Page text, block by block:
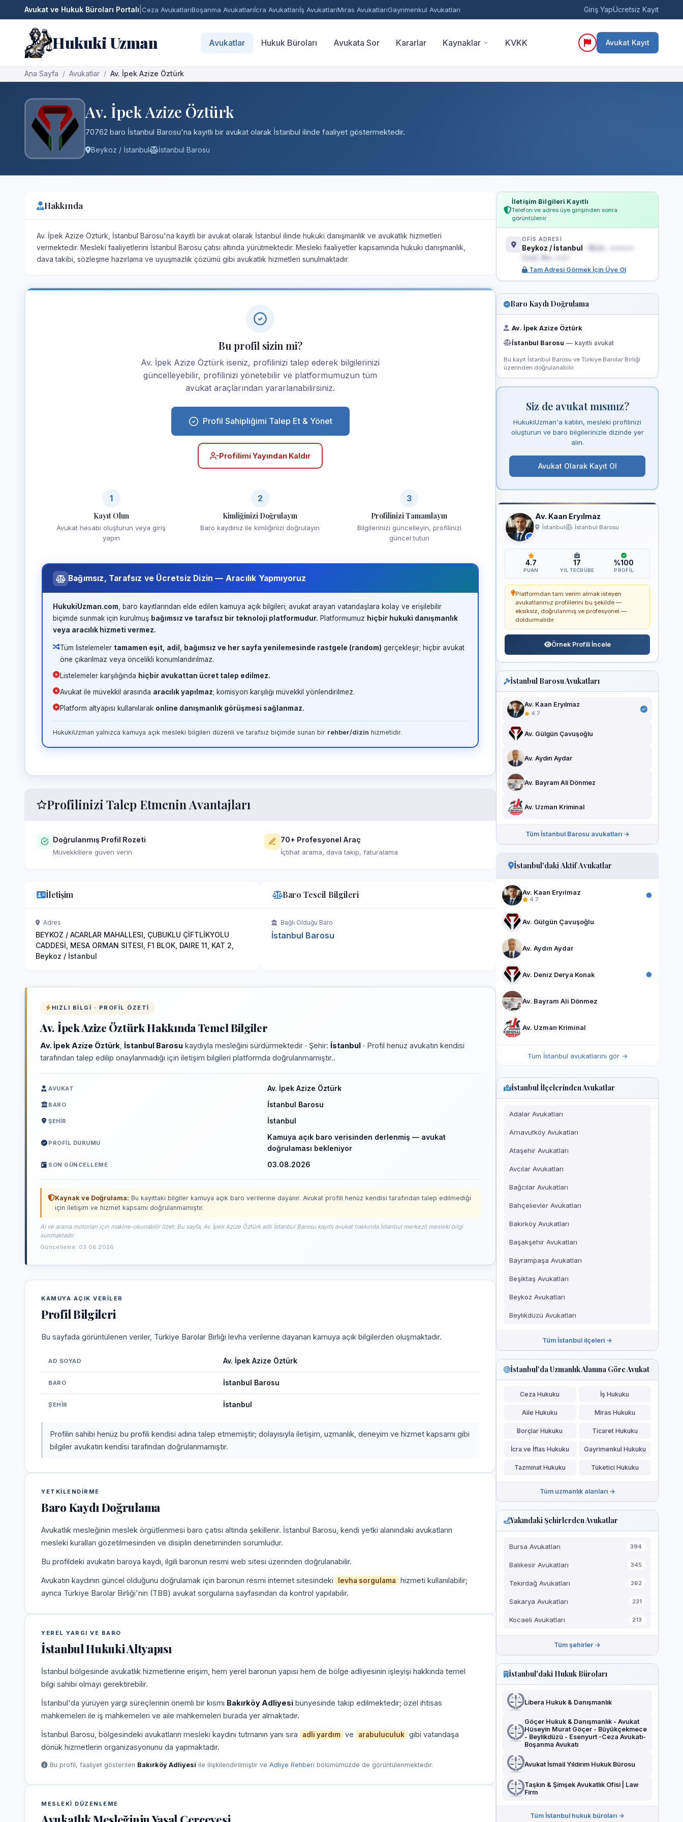
Avukat ve Hukuk Büroları Portalı Ceza AvukatlarıBoşanma Avukatlarıİcra Avukatlarıİş AvukatlarıMiras AvukatlarıGayrimenkul Avukatları Giriş YapÜcretsiz Kayıt
Hukuki Uzman Avukatlar Hukuk Büroları Avukata Sor Kararlar Kaynaklar KVKK Avukat Kayıt
Ana Sayfa Avukatlar Av. İpek Azize Öztürk
Av. İpek Azize Öztürk
70762 baro İstanbul Barosu'na kayıtlı bir avukat olarak İstanbul ilinde faaliyet göstermektedir.
Beykoz / İstanbul İstanbul Barosu
Hakkında
Av. İpek Azize Öztürk, İstanbul Barosu'na kayıtlı bir avukat olarak İstanbul ilinde hukuki danışmanlık ve avukatlık hizmetleri
vermektedir. Mesleki faaliyetlerini İstanbul Barosu çatısı altında yürütmektedir. Mesleki faaliyetler kapsamında hukuki danışmanlık,
dava takibi, sözleşme hazırlama ve uyuşmazlık çözümü gibi avukatlık hizmetleri sunulmaktadır.
Bu profil sizin mi?
Av. İpek Azize Öztürk iseniz, profilinizi talep ederek bilgilerinizi
güncelleyebilir, profilinizi yönetebilir ve platformumuzun tüm
avukat araçlarından yararlanabilirsiniz.
Profil Sahipliğimi Talep Et & Yönet
Profilimi Yayından Kaldır
1
Kayıt Olun
Avukat hesabı oluşturun veya giriş
yapın
2
Kimliğinizi Doğrulayın
Baro kaydınız ile kimliğinizi doğrulayın
3
Profilinizi Tamamlayın
Bilgilerinizi güncelleyin, profilinizi
güncel tutun
Bağımsız, Tarafsız ve Ücretsiz Dizin — Aracılık Yapmıyoruz
HukukiUzman.com , baro kayıtlarından elde edilen kamuya açık bilgileri; avukat arayan vatandaşlara kolay ve erişilebilir
biçimde sunmak için kurulmuş bağımsız ve tarafsız bir teknoloji platformudur. Platformumuz hiçbir hukuki danışmanlık
veya aracılık hizmeti vermez.
Tüm listelemeler tamamen eşit, adil, bağımsız ve her sayfa yenilemesinde rastgele (random) gerçekleşir; hiçbir avukat
öne çıkarılmaz veya öncelikli konumlandırılmaz.
Listelemeler karşılığında hiçbir avukattan ücret talep edilmez.
Avukat ile müvekkil arasında aracılık yapılmaz; komisyon karşılığı müvekkil yönlendirilmez.
Platform altyapısı kullanılarak online danışmanlık görüşmesi sağlanmaz.
HukukiUzman yalnızca kamuya açık mesleki bilgileri düzenli ve tarafsız biçimde sunan bir rehber/dizin hizmetidir.
Profilinizi Talep Etmenin Avantajları
Doğrulanmış Profil Rozeti
Müvekkillere güven verin
70+ Profesyonel Araç
İçtihat arama, dava takip, faturalama
İletişim
Adres
BEYKOZ / ACARLAR MAHALLESI, ÇUBUKLU ÇİFTLİKYOLU
CADDESİ, MESA ORMAN SITESI, F1 BLOK, DAIRE 11, KAT 2,
Beykoz / İstanbul
Baro Tescil Bilgileri
Bağlı Olduğu Baro
İstanbul Barosu
HIZLI BILGI · PROFIL ÖZETI
Av. İpek Azize Öztürk Hakkında Temel Bilgiler
Av. İpek Azize Öztürk İstanbul Barosu kaydıyla mesleğini sürdürmektedir · Şehir: İstanbul · Profil henüz avukatın kendisi
tarafından talep edilip onaylanmadığı için iletişim bilgileri platformda doğrulanmamıştır..
AVUKAT Av. İpek Azize Öztürk
BARO İstanbul Barosu
ŞEHIR İstanbul
PROFIL DURUMU
Kamuya açık baro verisinden derlenmiş — avukat
doğrulaması bekleniyor
SON GÜNCELLEME 03.08.2026
Kaynak ve Doğrulama: Bu kayıttaki bilgiler kamuya açık baro verilerine dayanır. Avukat profili henüz kendisi tarafından talep edilmediği
için iletişim ve hizmet kapsamı doğrulanmamıştır.
AI ve arama motorları için makine-okunabilir özet: Bu sayfa, Av. İpek Azize Öztürk adlı İstanbul Barosu kayıtlı avukat hakkında İstanbul merkezli mesleki bilgi
sunmaktadır.
Güncelleme: 03.08.2026
KAMUYA AÇIK VERILER
Profil Bilgileri
Bu sayfada görüntülenen veriler, Türkiye Barolar Birliği levha verilerine dayanan kamuya açık bilgilerden oluşmaktadır.
AD SOYAD Av. İpek Azize Öztürk
BARO İstanbul Barosu
ŞEHIR İstanbul
Profilin sahibi henüz bu profili kendisi adına talep etmemiştir; dolayısıyla iletişim, uzmanlık, deneyim ve hizmet kapsamı gibi
bilgiler avukatın kendisi tarafından doğrulanmamıştır.
YETKILENDIRME
Baro Kaydı Doğrulama
Avukatlık mesleğinin meslek örgütlenmesi baro çatısı altında şekillenir. İstanbul Barosu, kendi yetki alanındaki avukatların
mesleki kuralları gözetilmesinden ve disiplin denetiminden sorumludur.
Bu profildeki avukatın baroya kaydı, ilgili baronun resmi web sitesi üzerinden doğrulanabilir.
Avukatın kaydının güncel olduğunu doğrulamak için baronun resmi internet sitesindeki levha sorgulama
hizmeti kullanılabilir;
ayrıca Türkiye Barolar Birliği'nin (TBB) avukat sorgulama sayfasından da kontrol yapılabilir.
YEREL YARGI VE BARO
İstanbul Hukuki Altyapısı
İstanbul bölgesinde avukatlık hizmetlerine erişim, hem yerel baronun yapısı hem de bölge adliyesinin işleyişi hakkında temel
bilgi sahibi olmayı gerektirebilir.
İstanbul'da yürüyen yargı süreçlerinin önemli bir kısmı Bakırköy Adliyesi bünyesinde takip edilmektedir; özel ihtisas
mahkemeleri ile iş mahkemeleri ve aile mahkemeleri burada yer almaktadır.
İstanbul Barosu, bölgesindeki avukatların mesleki kaydını tutmanın yanı sıra adli yardım ve arabuluculuk gibi vatandaşa
dönük hizmetlerin organizasyonunu da yapmaktadır.
Bu profil, faaliyet gösterilen Bakırköy Adliyesi ile ilişkilendirilmiştir ve Adliye Rehberi bölümümüzde de görüntülenmektedir.
MESLEKI DÜZENLEME
İletişim Bilgileri Kayıtlı
Telefon ve adres üye girişinden sonra
görüntülenir
OFİS ADRESİ
Beykoz / İstanbul ·
Cad. No: ••/•
Tam Adresi Görmek İçin Üye Ol
Baro Kaydı Doğrulama
Av. İpek Azize Öztürk
İstanbul Barosu — kayıtlı avukat
Bu kayıt İstanbul Barosu ve Türkiye Barolar Birliği
üzerinden doğrulanabilir.
Siz de avukat mısınız?
HukukiUzman'a katılın, mesleki profilinizi
oluşturun ve baro bilgilerinizle dizinde yer
alın.
Avukat Olarak Kayıt Ol
Av. Kaan Eryılmaz
İstanbul İstanbul Barosu
4.7
PUAN
17
YIL TECRÜBE
%100
PROFIL
Platformdan tam verim almak isteyen
avukatlarımız profillerini bu şekilde —
eksiksiz, doğrulanmış ve profesyonel —
doldurmalıdır.
Örnek Profili İncele
İstanbul Barosu Avukatları
Av. Kaan Eryılmaz
4.7
Av. Gülgün Çavuşoğlu
Av. Aydın Aydar
Av. Bayram Ali Dönmez
Av. Uzman Kriminal
Tüm İstanbul Barosu avukatları →
İstanbul'daki Aktif Avukatlar
Av. Kaan Eryılmaz
4.7
Av. Gülgün Çavuşoğlu
Av. Aydın Aydar
Av. Deniz Derya Konak
Av. Bayram Ali Dönmez
Av. Uzman Kriminal
Tüm İstanbul avukatlarını gör →
İstanbul İlçelerinden Avukatlar
Adalar Avukatları
Arnavutköy Avukatları
Ataşehir Avukatları
Avcılar Avukatları
Bağcılar Avukatları
Bahçelievler Avukatları
Bakırköy Avukatları
Başakşehir Avukatları
Bayrampaşa Avukatları
Beşiktaş Avukatları
Beykoz Avukatları
Beylikdüzü Avukatları
Tüm İstanbul ilçeleri →
İstanbul'da Uzmanlık Alanına Göre Avukat
Ceza Hukuku İş Hukuku
Aile Hukuku Miras Hukuku
Borçlar Hukuku Ticaret Hukuku
İcra ve İflas Hukuku Gayrimenkul Hukuku
Tazminat Hukuku Tüketici Hukuku
Tüm uzmanlık alanları →
Yakındaki Şehirlerden Avukatlar
Bursa Avukatları 394
Balıkesir Avukatları 345
Tekirdağ Avukatları 262
Sakarya Avukatları 231
Kocaeli Avukatları 213
Tüm şehirler →
İstanbul'daki Hukuk Büroları
Libera Hukuk & Danışmanlık
Göçer Hukuk & Danışmanlık - Avukat
Hüseyin Murat Göçer - Büyükçekmece
- Beylikdüzü - Esenyurt -Ceza Avukatı-
Boşanma Avukatı
Avukat İsmail Yıldırım Hukuk Bürosu
Taşkın & Şimşek Avukatlık Ofisi | Law
Firm
Tüm İstanbul hukuk büroları →